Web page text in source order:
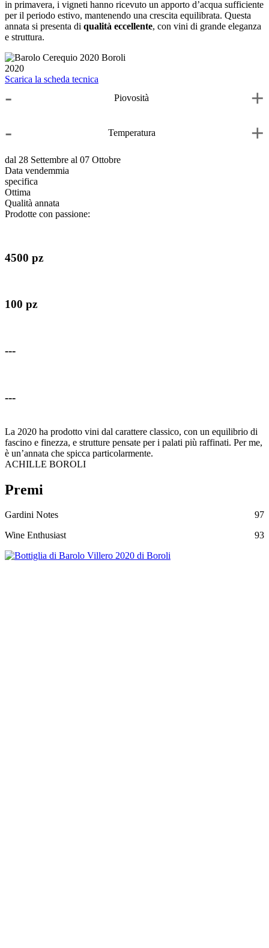
in primavera, i vigneti hanno ricevuto un apporto d’acqua sufficiente
per il periodo estivo, mantenendo una crescita equilibrata. Questa
annata si presenta di qualità eccellente, con vini di grande eleganza
e struttura.
2020
Scarica la scheda tecnica
- Piovosità
+
-
Temperatura +
dal 28 Settembre al 07 Ottobre
Data vendemmia
specifica
Ottima
Qualità annata
Prodotte con passione:
4500 pz
100 pz
---
---
La 2020 ha prodotto vini dal carattere classico, con un equilibrio di
fascino e finezza, e strutture pensate per i palati più raffinati. Per me,
è un’annata che spicca particolarmente.
ACHILLE BOROLI
Premi
Gardini Notes
97
Wine Enthusiast
93